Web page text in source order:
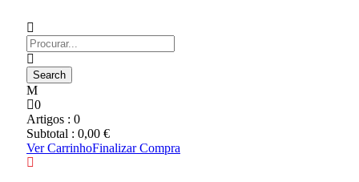
0
Artigos : 0
Subtotal : 0,00 €
Ver CarrinhoFinalizar Compra